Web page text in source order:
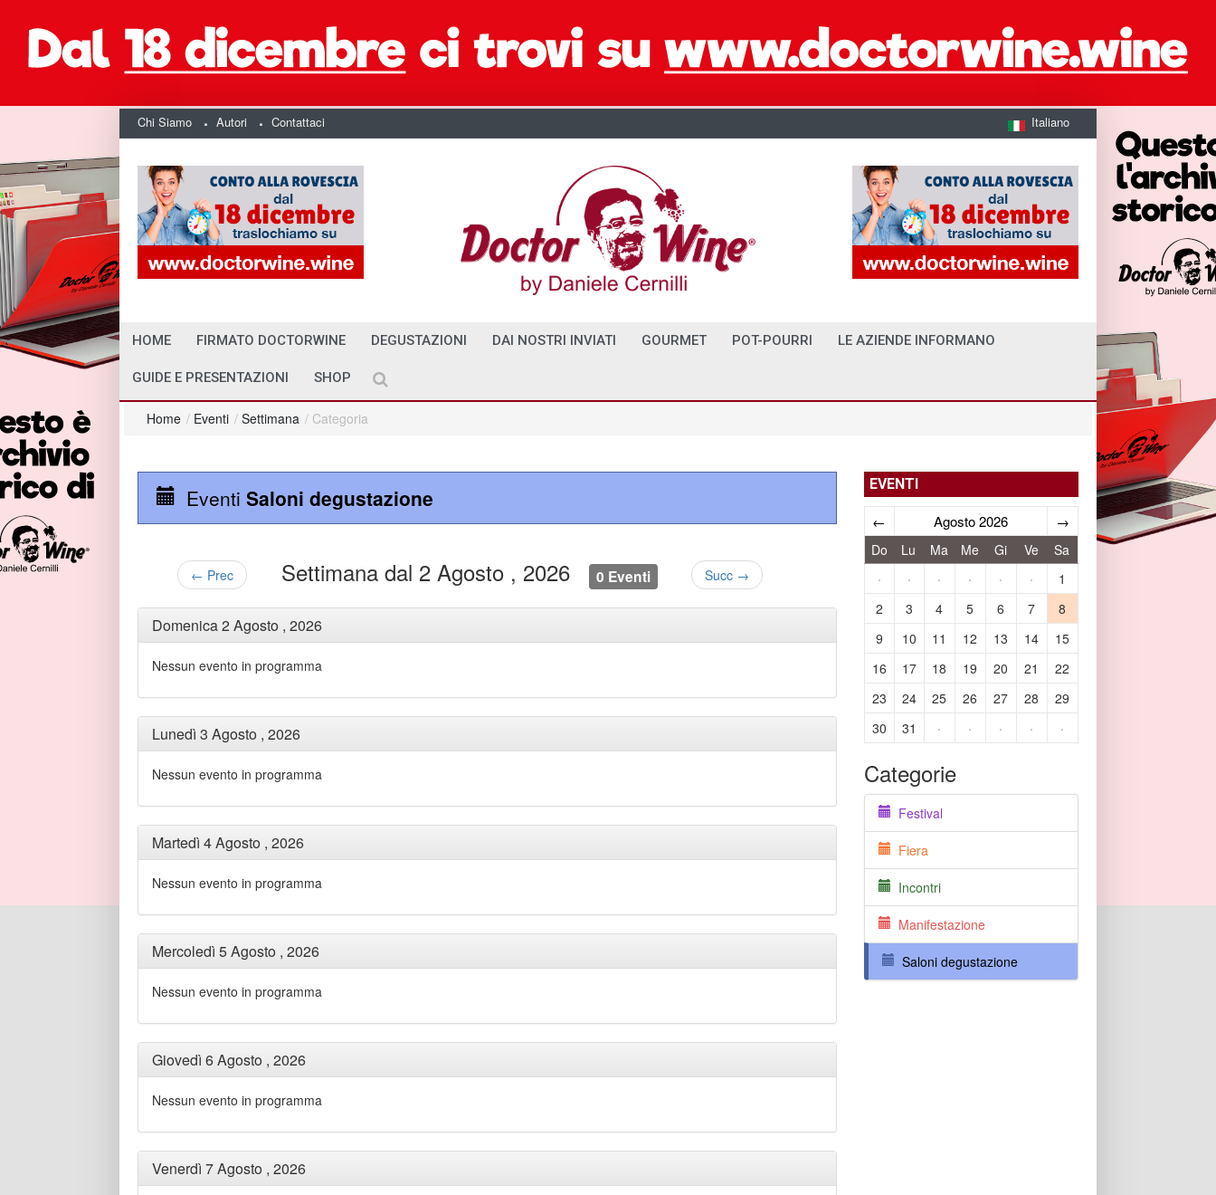
Chi Siamo Autori Contattaci Italiano
HOME FIRMATO DOCTORWINE DEGUSTAZIONI DAI NOSTRI INVIATI GOURMET POT-POURRI LE AZIENDE INFORMANO
GUIDE E PRESENTAZIONI SHOP
Home / Eventi / Settimana / Categoria
Eventi Saloni degustazione
← Prec Settimana dal 2 Agosto , 2026 0 Eventi Succ →
Domenica 2 Agosto , 2026
Nessun evento in programma
Lunedì 3 Agosto , 2026
Nessun evento in programma
Martedì 4 Agosto , 2026
Nessun evento in programma
Mercoledì 5 Agosto , 2026
Nessun evento in programma
Giovedì 6 Agosto , 2026
Nessun evento in programma
Venerdì 7 Agosto , 2026
EVENTI
← Agosto 2026 →
Do Lu Ma Me Gi Ve
Sa
·
· · · · ·
1
2
3 4 5 6 7
8
9
10 11 12 13 14
15
16
17 18 19 20 21
22
23
24 25 26 27 28
29
30
31 · · · · ·
Categorie
Festival
Fiera
Incontri
Manifestazione
Saloni degustazione